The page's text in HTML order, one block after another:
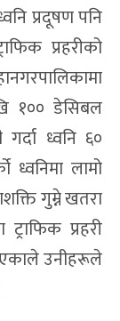
प्रदूषण पनि
प्रहरीको
१०० डेसिबल
ध्वनि ६०
लामो
गुम्ने खतरा
प्रहरी
उनीहरूले